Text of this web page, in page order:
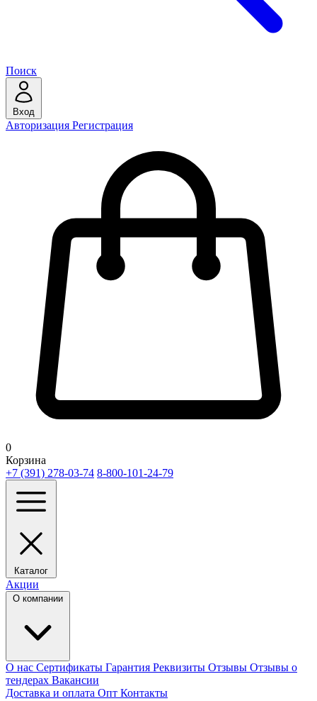
Поиск
Вход
Авторизация Регистрация
0
Корзина
+7 (391) 278-03-74 8-800-101-24-79
Каталог
Акции
О компании
О нас Сертификаты Гарантия Реквизиты Отзывы Отзывы о
тендерах Вакансии
Доставка и оплата Опт Контакты